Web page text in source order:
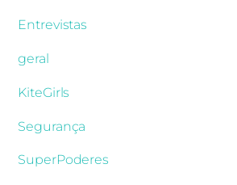
Entrevistas
geral
KiteGirls
Segurança
SuperPoderes